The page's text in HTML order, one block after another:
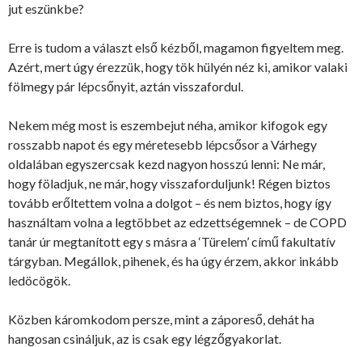
jut eszünkbe?
Erre is tudom a választ első kézből, magamon figyeltem meg.
Azért, mert úgy érezzük, hogy tök hülyén néz ki, amikor valaki
fölmegy pár lépcsőnyit, aztán visszafordul.
Nekem még most is eszembejut néha, amikor kifogok egy
rosszabb napot és egy méretesebb lépcsősor a Várhegy
oldalában egyszercsak kezd nagyon hosszú lenni: Ne már,
hogy föladjuk, ne már, hogy visszaforduljunk! Régen biztos
tovább erőltettem volna a dolgot – és nem biztos, hogy így
használtam volna a legtöbbet az edzettségemnek – de COPD
tanár úr megtanított egy s másra a ‘Türelem’ című fakultatív
tárgyban. Megállok, pihenek, és ha úgy érzem, akkor inkább
ledöcögök.
Közben káromkodom persze, mint a záporeső, dehát ha
hangosan csináljuk, az is csak egy légzőgyakorlat.